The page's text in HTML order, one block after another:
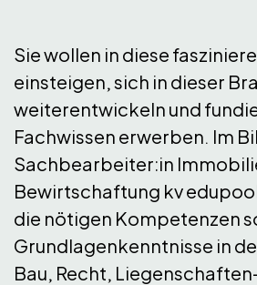
Sie wollen in diese
einsteigen, sich in dieser
weiterentwickeln und
Fachwissen erwerben. Im
Sachbearbeiter:in
Bewirtschaftung kv
die nötigen Kompetenzen
Grundlagenkenntnisse in
Bau, Recht,